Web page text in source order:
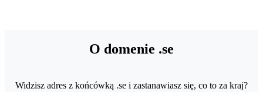
O domenie .se
Widzisz adres z końcówką .se i zastanawiasz się, co to za kraj?